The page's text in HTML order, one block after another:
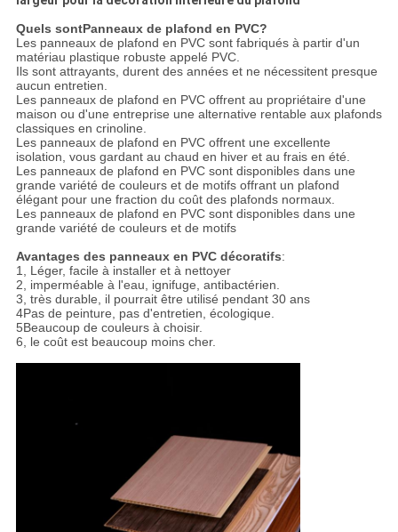
Quels sontPanneaux de plafond en PVC?
Les panneaux de plafond en PVC sont fabriqués à partir d'un
matériau plastique robuste appelé PVC.
Ils sont attrayants, durent des années et ne nécessitent presque
aucun entretien.
Les panneaux de plafond en PVC offrent au propriétaire d'une
maison ou d'une entreprise une alternative rentable aux plafonds
classiques en crinoline.
Les panneaux de plafond en PVC offrent une excellente
isolation, vous gardant au chaud en hiver et au frais en été.
Les panneaux de plafond en PVC sont disponibles dans une
grande variété de couleurs et de motifs offrant un plafond
élégant pour une fraction du coût des plafonds normaux.
Les panneaux de plafond en PVC sont disponibles dans une
grande variété de couleurs et de motifs
Avantages des panneaux en PVC décoratifs:
1, Léger, facile à installer et à nettoyer
2, imperméable à l'eau, ignifuge, antibactérien.
3, très durable, il pourrait être utilisé pendant 30 ans
4Pas de peinture, pas d'entretien, écologique.
5Beaucoup de couleurs à choisir.
6, le coût est beaucoup moins cher.